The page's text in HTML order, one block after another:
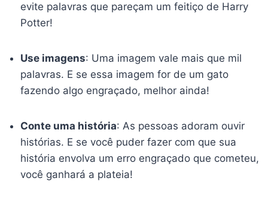
evite palavras que pareçam um feitiço de Harry
Potter!
Use imagens: Uma imagem vale mais que mil
palavras. E se essa imagem for de um gato
fazendo algo engraçado, melhor ainda!
Conte uma história: As pessoas adoram ouvir
histórias. E se você puder fazer com que sua
história envolva um erro engraçado que cometeu,
você ganhará a plateia!